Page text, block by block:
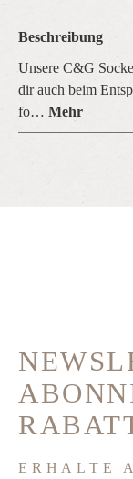
Beschreibung
Unsere C&G
dir auch beim
fo… Mehr
ERHALTE